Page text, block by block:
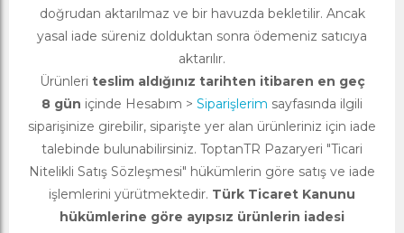
doğrudan aktarılmaz ve bir havuzda bekletilir. Ancak
yasal iade süreniz dolduktan sonra ödemeniz satıcıya
aktarılır.
Ürünleri teslim aldığınız tarihten itibaren en geç
8 gün içinde Hesabım > Siparişlerim sayfasında ilgili
siparişinize girebilir, siparişte yer alan ürünleriniz için iade
talebinde bulunabilirsiniz. ToptanTR Pazaryeri "Ticari
Nitelikli Satış Sözleşmesi" hükümlerin göre satış ve iade
işlemlerini yürütmektedir. Türk Ticaret Kanunu
hükümlerine göre ayıpsız ürünlerin iadesi